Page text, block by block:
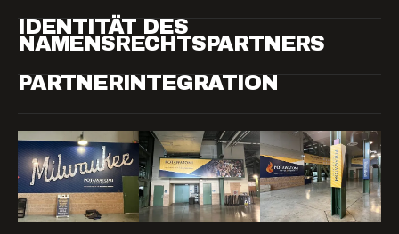
IDENTITÄT DES
NAMENSRECHTSPARTNERS
PARTNERINTEGRATION